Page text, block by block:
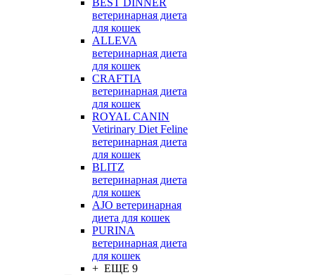
BEST DINNER
ветеринарная диета
для кошек
ALLEVA
ветеринарная диета
для кошек
CRAFTIA
ветеринарная диета
для кошек
ROYAL CANIN
Vetirinary Diet Feline
ветеринарная диета
для кошек
BLITZ
ветеринарная диета
для кошек
AJO ветеринарная
диета для кошек
PURINA
ветеринарная диета
для кошек
+ ЕЩЕ 9